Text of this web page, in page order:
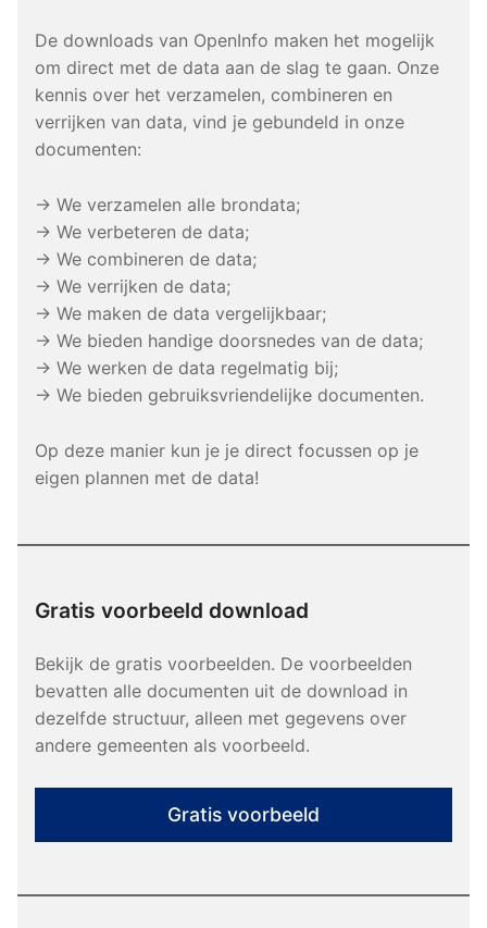
De downloads van OpenInfo maken het mogelijk
om direct met de data aan de slag te gaan. Onze
kennis over het verzamelen, combineren en
verrijken van data, vind je gebundeld in onze
documenten:
→ We verzamelen alle brondata;
→ We verbeteren de data;
→ We combineren de data;
→ We verrijken de data;
→ We maken de data vergelijkbaar;
→ We bieden handige doorsnedes van de data;
→ We werken de data regelmatig bij;
→ We bieden gebruiksvriendelijke documenten.
Op deze manier kun je je direct focussen op je
eigen plannen met de data!
Gratis voorbeeld download
Bekijk de gratis voorbeelden. De voorbeelden
bevatten alle documenten uit de download in
dezelfde structuur, alleen met gegevens over
andere gemeenten als voorbeeld.
Gratis voorbeeld